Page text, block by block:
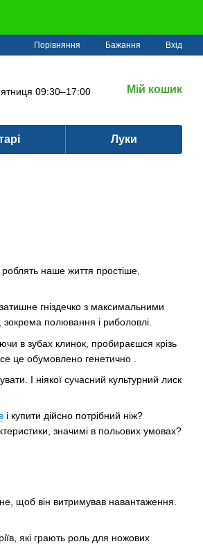
Порівняння Бажання Вхід
09:30–17:00
Мій кошик
Луки
наше життя простіше,
гніздечко з максимальними
полювання і риболовлі.
в зубах клинок, пробираєшся крізь
це обумовлено генетично .
І ніякої сучасний культурний лиск
і купити дійсно потрібний ніж?
значимі в польових умовах?
щоб він витримував навантаження.
які грають роль для ножових